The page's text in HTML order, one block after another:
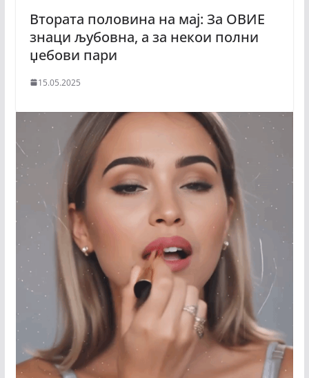
Втората половина на мај: За ОВИЕ
знаци љубовна, а за некои полни
џебови пари
15.05.2025